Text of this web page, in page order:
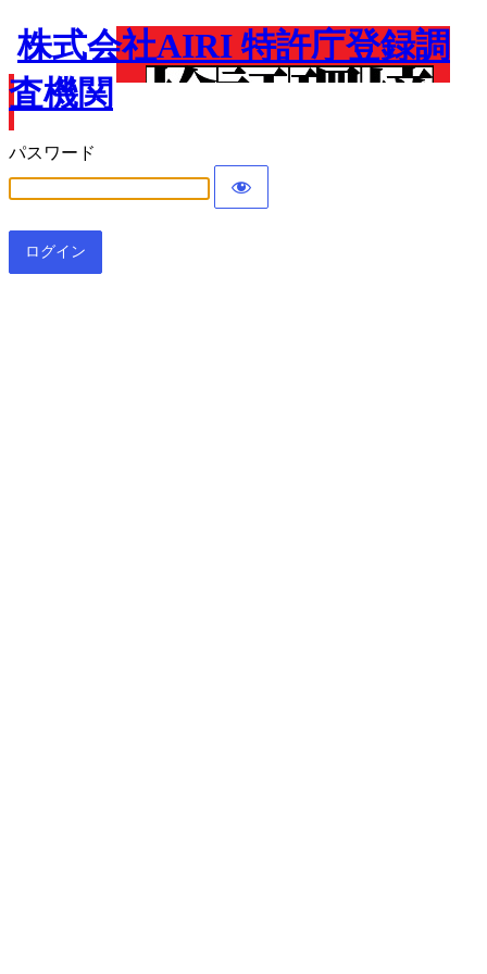
株式会社AIRI 特許庁登録調
査機関
パスワード